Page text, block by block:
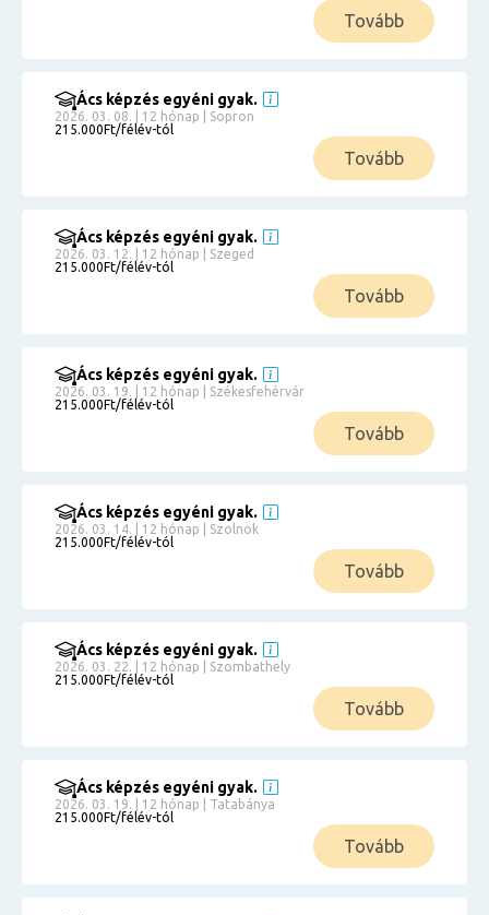
Tovább
Ács képzés egyéni gyak.
2026. 03. 08. | 12 hónap | Sopron
215.000Ft/félév-tól
Tovább
Ács képzés egyéni gyak.
2026. 03. 12. | 12 hónap | Szeged
215.000Ft/félév-tól
Tovább
Ács képzés egyéni gyak.
2026. 03. 19. | 12 hónap | Székesfehérvár
215.000Ft/félév-tól
Tovább
Ács képzés egyéni gyak.
2026. 03. 14. | 12 hónap | Szolnok
215.000Ft/félév-tól
Tovább
Ács képzés egyéni gyak.
2026. 03. 22. | 12 hónap | Szombathely
215.000Ft/félév-tól
Tovább
Ács képzés egyéni gyak.
2026. 03. 19. | 12 hónap | Tatabánya
215.000Ft/félév-tól
Tovább